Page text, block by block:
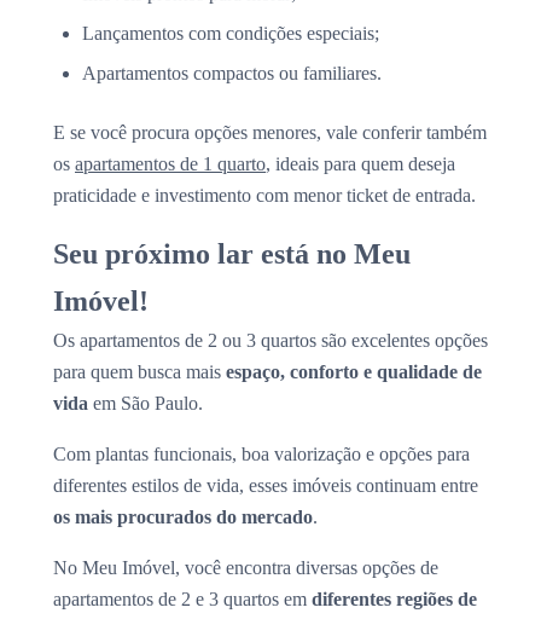
Lançamentos com condições especiais;
Apartamentos compactos ou familiares.
E se você procura opções menores, vale conferir também
os apartamentos de 1 quarto, ideais para quem deseja
praticidade e investimento com menor ticket de entrada.
Seu próximo lar está no Meu
Imóvel!
Os apartamentos de 2 ou 3 quartos são excelentes opções
para quem busca mais espaço, conforto e qualidade de
vida em São Paulo.
Com plantas funcionais, boa valorização e opções para
diferentes estilos de vida, esses imóveis continuam entre
os mais procurados do mercado.
No Meu Imóvel, você encontra diversas opções de
apartamentos de 2 e 3 quartos em diferentes regiões de